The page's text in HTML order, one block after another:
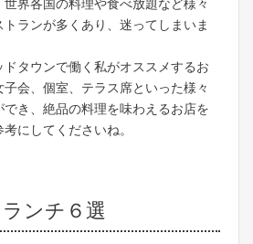
界各国の料理や食べ放題など様々
ランが多くあり、迷ってしまいま
ドタウンで働く私がオススメするお
会、個室、テラス席といった様々
き、絶品の料理を味わえるお店を
にしてくださいね。
ンチ６選